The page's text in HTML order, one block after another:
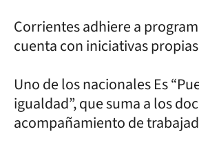
Corrientes adhiere a
cuenta con iniciativas
Uno de los nacionales Es
igualdad”, que suma a los
acompañamiento de